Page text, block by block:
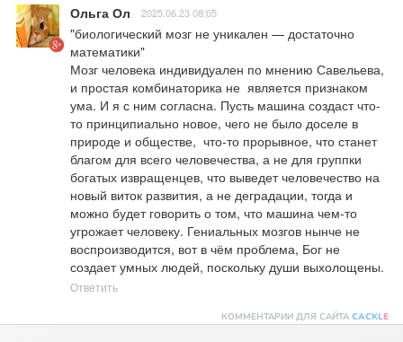
Ольга Ол 2025.06.23 08:05
"биологический мозг не уникален — достаточно
математики"
Мозг человека индивидуален по мнению Савельева,
и простая комбинаторика не  является признаком
ума. И я с ним согласна. Пусть машина создаст что-
то принципиально новое, чего не было доселе в
природе и обществе,  что-то прорывное, что станет
благом для всего человечества, а не для группки
богатых извращенцев, что выведет человечество на
новый виток развития, а не деградации, тогда и
можно будет говорить о том, что машина чем-то
угрожает человеку. Гениальных мозгов нынче не
воспроизводится, вот в чём проблема, Бог не
создает умных людей, поскольку души выхолощены.
Ответить
КОММЕНТАРИИ ДЛЯ САЙТА CACKLE